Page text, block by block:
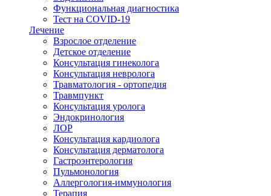
Функциональная диагностика
Тест на COVID-19
Лечение
Взрослое отделение
Детское отделение
Консультация гинеколога
Консультация невролога
Травматология - ортопедия
Травмпункт
Консультация уролога
Эндокринология
ЛОР
Консультация кардиолога
Консультация дерматолога
Гастроэнтерология
Пульмонология
Аллергология-иммунология
Терапия